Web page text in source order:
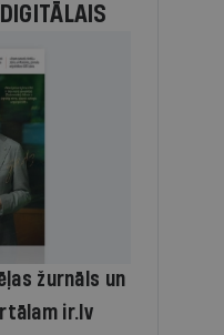
žurnāls un
ir.lv